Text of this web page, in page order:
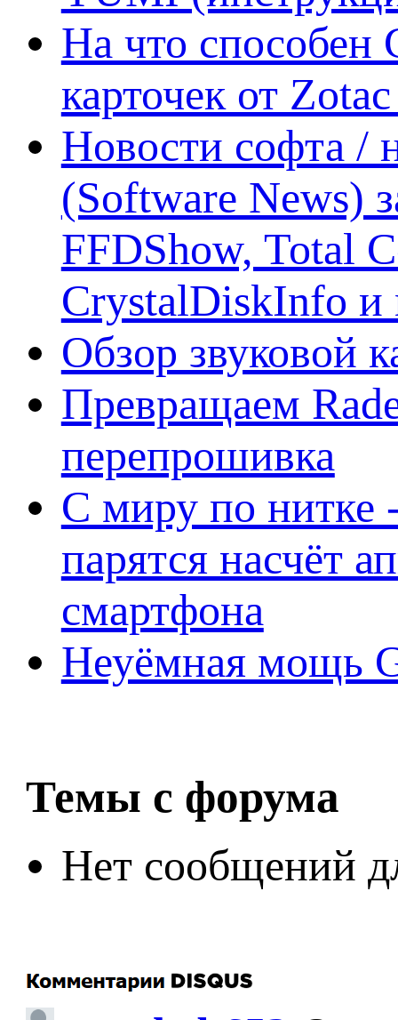
На что способен
карточек от
Новости софта /
(Software News)
FFDShow, Total
CrystalDiskInfo и
Обзор звуковой
Превращаем
перепрошивка
С миру по нитке
парятся насчёт
смартфона
Неуёмная мощь
Темы с форума
Нет сообщений